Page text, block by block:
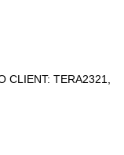
CLIENT: TERA2321,